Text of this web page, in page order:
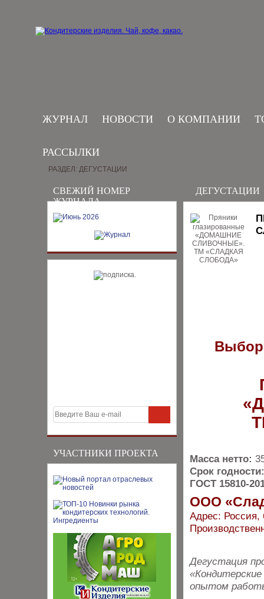
ЖУРНАЛ НОВОСТИ О КОМПАНИИ
РАССЫЛКИ
СВЕЖИЙ НОМЕР
ЖУРНАЛА
УЧАСТНИКИ ПРОЕКТА
РАЗДЕЛ: ДЕГУСТАЦИИ
ДЕГУСТАЦИИ
Выбор
Масса нетто:
Срок годности:
ГОСТ 15810-
ООО
Адрес: Россия,
Дегустация
опытом